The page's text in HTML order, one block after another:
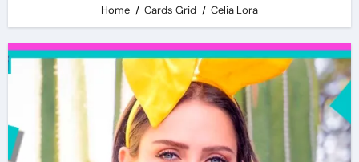
Home Cards Grid Celia Lora